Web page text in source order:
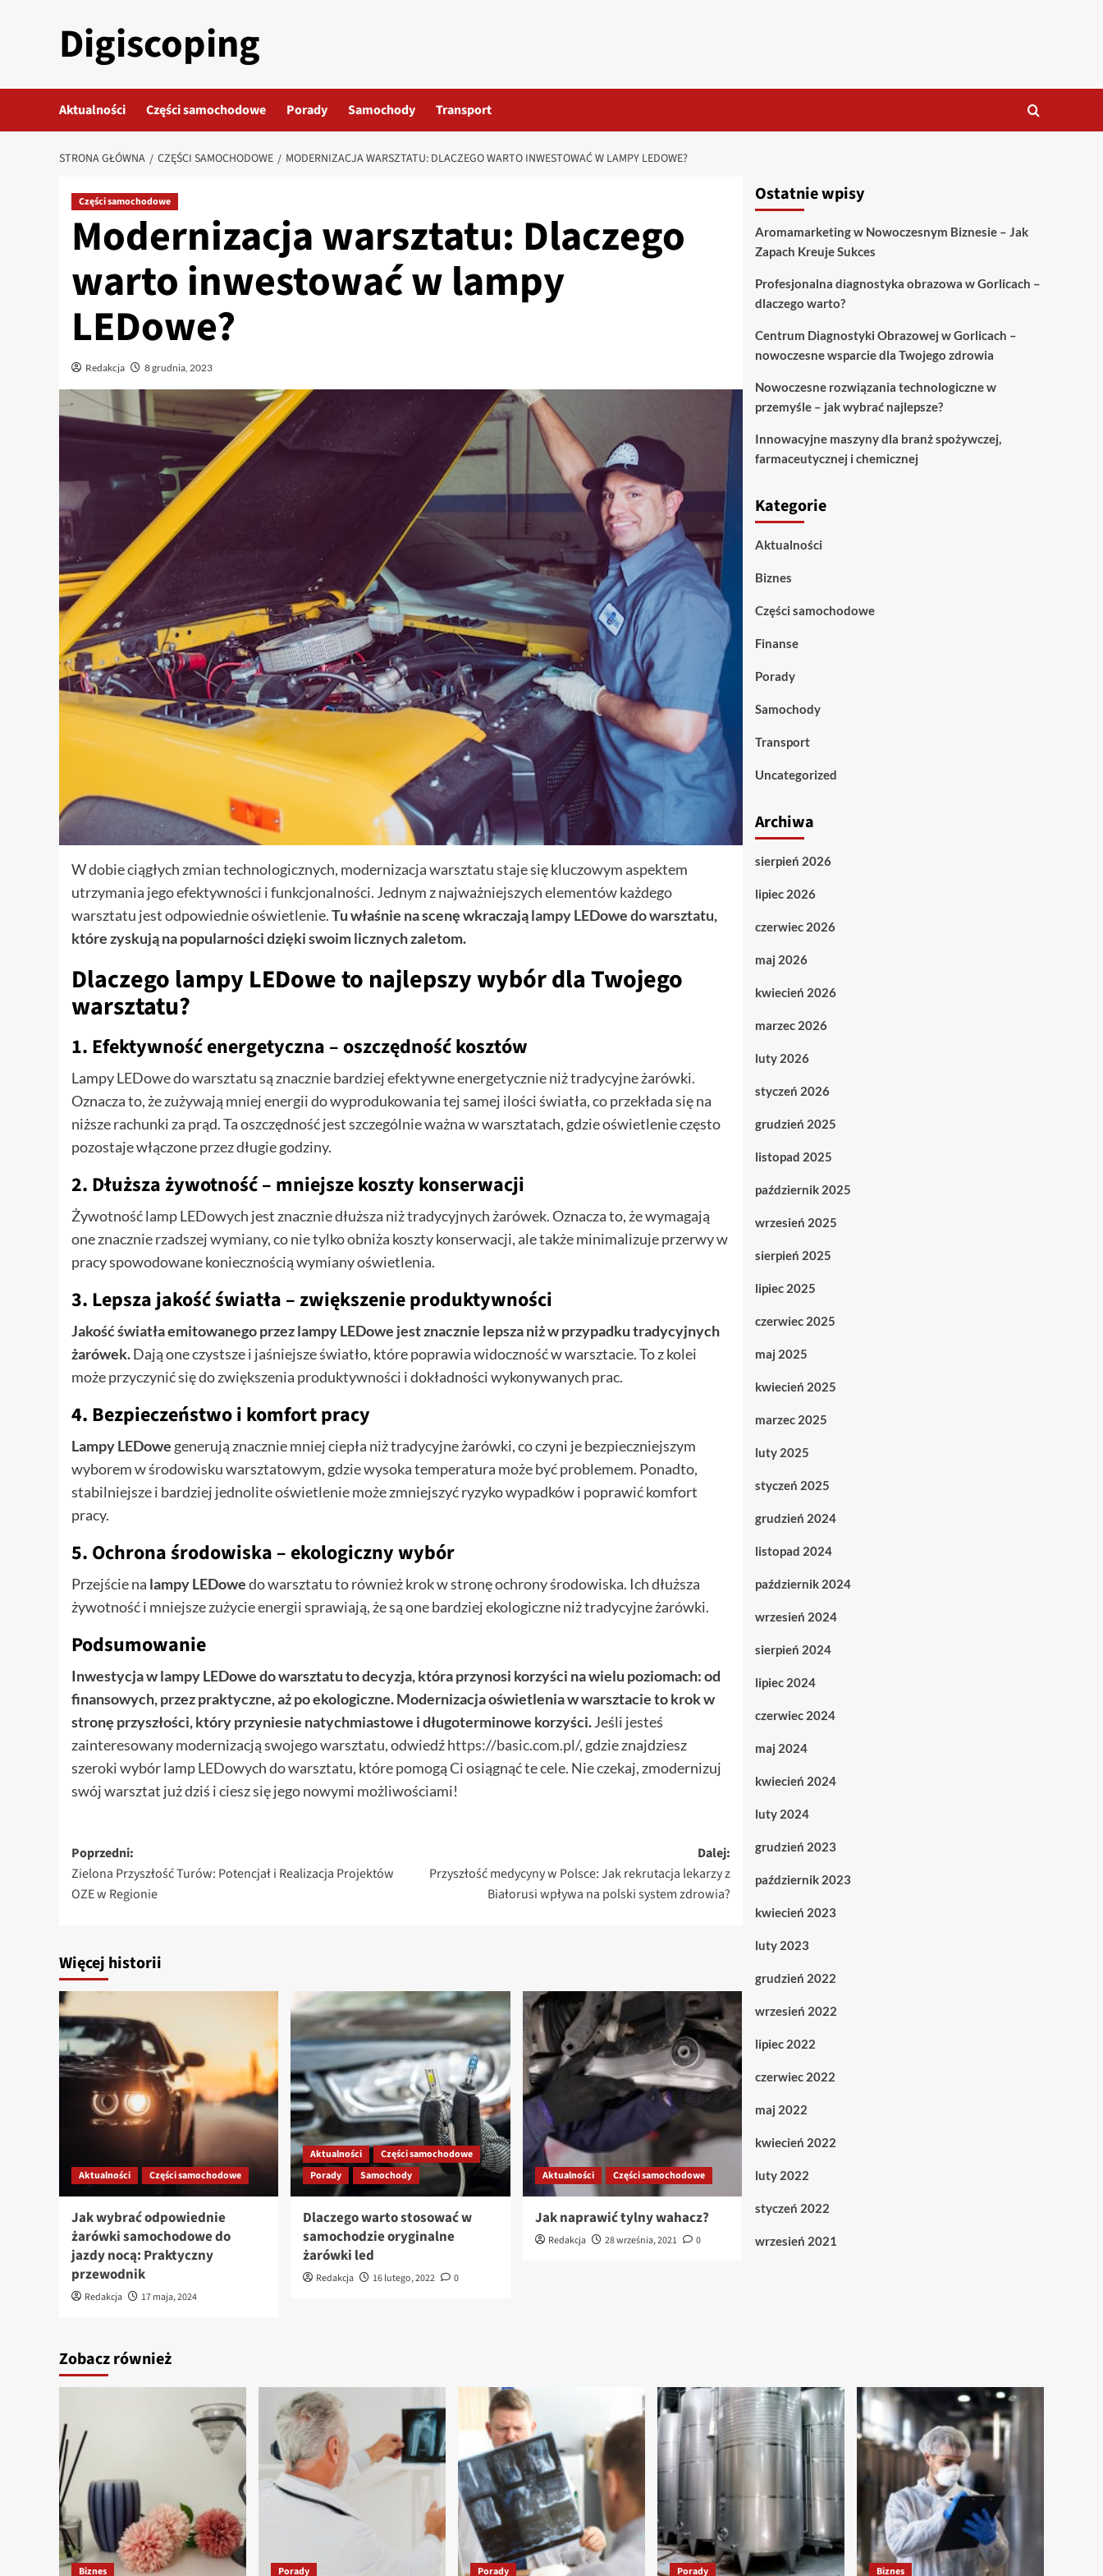
Digiscoping
Aktualności Części samochodowe Porady Samochody Transport
STRONA GŁÓWNA CZĘŚCI SAMOCHODOWE MODERNIZACJA WARSZTATU: DLACZEGO WARTO INWESTOWAĆ W LAMPY LEDOWE?
Części samochodowe
Modernizacja warsztatu: Dlaczego
warto inwestować w lampy
LEDowe?
Redakcja 8 grudnia, 2023
W dobie ciągłych zmian technologicznych, modernizacja warsztatu staje się kluczowym aspektem
utrzymania jego efektywności i funkcjonalności. Jednym z najważniejszych elementów każdego
warsztatu jest odpowiednie oświetlenie.Tu właśnie na scenę wkraczająlampy LEDowe do warsztatu,
które zyskują na popularności dzięki swoim licznych zaletom.
Dlaczego lampy LEDowe to najlepszy wybór dla Twojego
warsztatu?
1. Efektywność energetyczna – oszczędność kosztów
Lampy LEDowe do warsztatu są znacznie bardziej efektywne energetycznie niż tradycyjne żarówki.
Oznacza to, że zużywają mniej energii do wyprodukowania tej samej ilości światła, co przekłada się na
niższe rachunki za prąd. Ta oszczędność jest szczególnie ważna w warsztatach, gdzie oświetlenie często
pozostaje włączone przez długie godziny.
2. Dłuższa żywotność – mniejsze koszty konserwacji
Żywotność lamp LEDowych jest znacznie dłuższa niż tradycyjnych żarówek. Oznacza to, że wymagają
one znacznie rzadszej wymiany, co nie tylko obniża koszty konserwacji, ale także minimalizuje przerwy w
pracy spowodowane koniecznością wymiany oświetlenia.
3. Lepsza jakość światła – zwiększenie produktywności
Jakość światła emitowanego przez lampy LEDowe jest znacznie lepsza niż w przypadku tradycyjnych
żarówek.Dają one czystsze i jaśniejsze światło, które poprawia widoczność w warsztacie. To z kolei
może przyczynić się do zwiększenia produktywności i dokładności wykonywanych prac.
4. Bezpieczeństwo i komfort pracy
Lampy LEDowegenerują znacznie mniej ciepła niż tradycyjne żarówki, co czyni je bezpieczniejszym
wyborem w środowisku warsztatowym, gdzie wysoka temperatura może być problemem. Ponadto,
stabilniejsze i bardziej jednolite oświetlenie może zmniejszyć ryzyko wypadków i poprawić komfort
pracy.
5. Ochrona środowiska – ekologiczny wybór
Przejście na lampy LEDowedo warsztatu to również krok w stronę ochrony środowiska. Ich dłuższa
żywotność i mniejsze zużycie energii sprawiają, że są one bardziej ekologiczne niż tradycyjne żarówki.
Podsumowanie
Inwestycja w lampy LEDowe do warsztatu to decyzja, która przynosi korzyści na wielu poziomach: od
finansowych, przez praktyczne, aż po ekologiczne. Modernizacja oświetlenia w warsztacie to krok w
stronę przyszłości, który przyniesie natychmiastowe i długoterminowe korzyści.Jeśli jesteś
zainteresowany modernizacją swojego warsztatu, odwiedźhttps://basic.com.pl/, gdzie znajdziesz
szeroki wybór lamp LEDowych do warsztatu, które pomogą Ci osiągnąć te cele. Nie czekaj, zmodernizuj
swój warsztat już dziś i ciesz się jego nowymi możliwościami!
Zobacz
wpisy
Poprzedni:
Zielona Przyszłość Turów: Potencjał i Realizacja Projektów
OZE w Regionie
Dalej:
Przyszłość medycyny w Polsce: Jak rekrutacja lekarzy z
Białorusi wpływa na polski system zdrowia?
Więcej historii
Aktualności Części samochodowe
Jak wybrać odpowiednie
żarówki samochodowe do
jazdy nocą: Praktyczny
przewodnik
Redakcja 17 maja, 2024
Aktualności
Części samochodowe
Porady
Samochody
Dlaczego warto stosować w
samochodzie oryginalne
żarówki led
Redakcja 16 lutego, 2022 0
Aktualności Części samochodowe
Jak naprawić tylny wahacz?
Redakcja 28 września, 2021 0
Ostatnie wpisy
Aromamarketing w Nowoczesnym Biznesie – Jak
Zapach Kreuje Sukces
Profesjonalna diagnostyka obrazowa w Gorlicach –
dlaczego warto?
Centrum Diagnostyki Obrazowej w Gorlicach –
nowoczesne wsparcie dla Twojego zdrowia
Nowoczesne rozwiązania technologiczne w
przemyśle – jak wybrać najlepsze?
Innowacyjne maszyny dla branż spożywczej,
farmaceutycznej i chemicznej
Kategorie
Aktualności
Biznes
Części samochodowe
Finanse
Porady
Samochody
Transport
Uncategorized
Archiwa
sierpień 2026
lipiec 2026
czerwiec 2026
maj 2026
kwiecień 2026
marzec 2026
luty 2026
styczeń 2026
grudzień 2025
listopad 2025
październik 2025
wrzesień 2025
sierpień 2025
lipiec 2025
czerwiec 2025
maj 2025
kwiecień 2025
marzec 2025
luty 2025
styczeń 2025
grudzień 2024
listopad 2024
październik 2024
wrzesień 2024
sierpień 2024
lipiec 2024
czerwiec 2024
maj 2024
kwiecień 2024
luty 2024
grudzień 2023
październik 2023
kwiecień 2023
luty 2023
grudzień 2022
wrzesień 2022
lipiec 2022
czerwiec 2022
maj 2022
kwiecień 2022
luty 2022
styczeń 2022
wrzesień 2021
Zobacz również
Biznes Porady Porady Porady Biznes